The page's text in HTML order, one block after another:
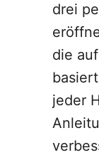
drei
die
jeder